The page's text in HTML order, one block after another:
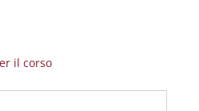
il corsoVerzeichnis